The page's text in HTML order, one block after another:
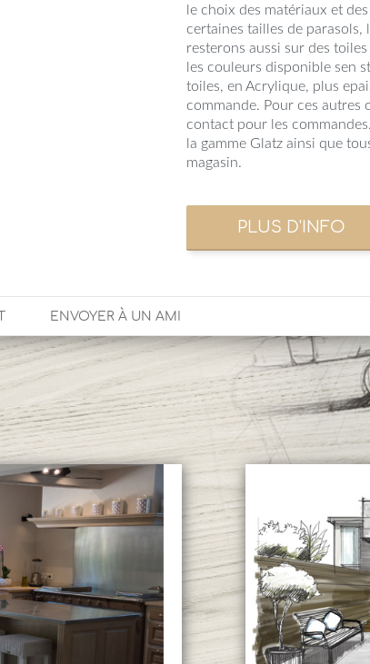
le choix des matériaux et
certaines tailles de parasols,
resterons aussi sur des
les couleurs disponible sen
toiles, en Acrylique, plus
commande. Pour ces autres
contact pour les
la gamme Glatz ainsi que
magasin.
ENVOYER À UN AMI